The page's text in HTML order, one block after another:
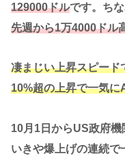
129000ドルです。ち
先週から1万4000ドル
凄まじい上昇スピード
10%超の上昇で一気に
10月1日からUS政府
いきや爆上げの連続で